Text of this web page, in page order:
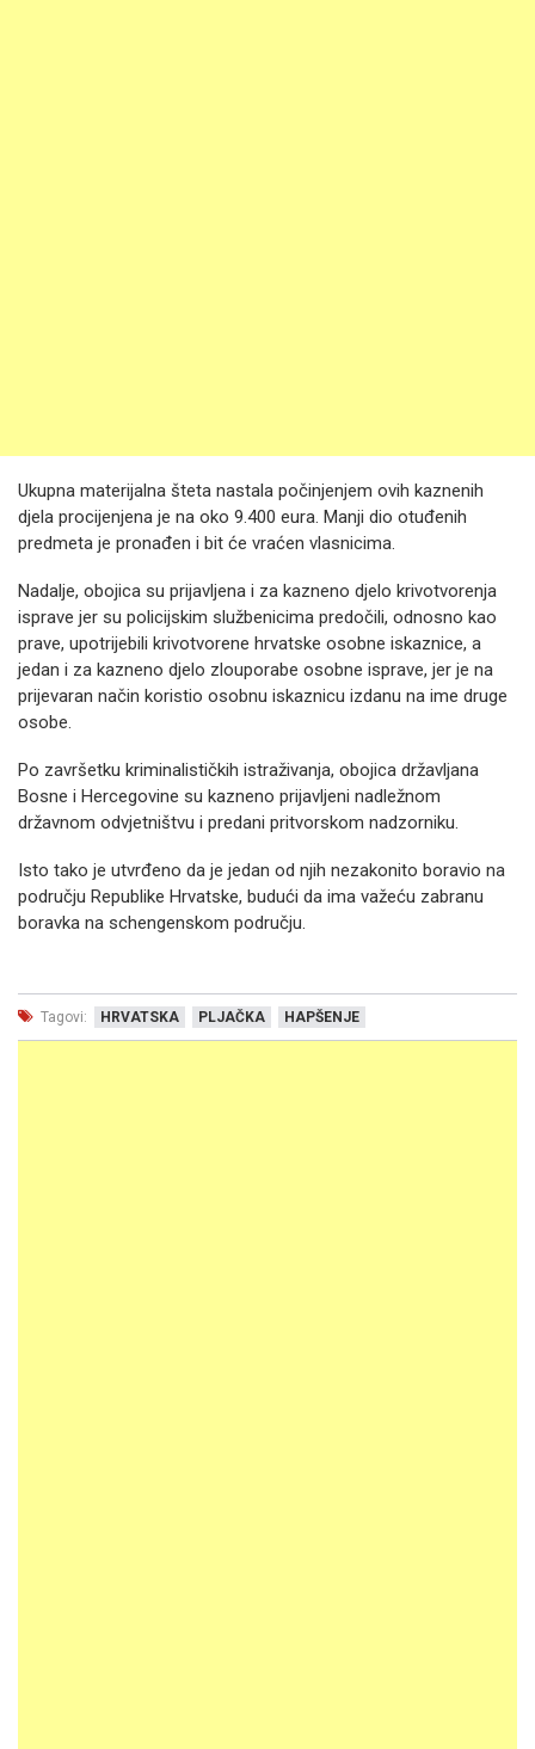
Ukupna materijalna šteta nastala počinjenjem ovih kaznenih
djela procijenjena je na oko 9.400 eura. Manji dio otuđenih
predmeta je pronađen i bit će vraćen vlasnicima.
Nadalje, obojica su prijavljena i za kazneno djelo krivotvorenja
isprave jer su policijskim službenicima predočili, odnosno kao
prave, upotrijebili krivotvorene hrvatske osobne iskaznice, a
jedan i za kazneno djelo zlouporabe osobne isprave, jer je na
prijevaran način koristio osobnu iskaznicu izdanu na ime druge
osobe.
Po završetku kriminalističkih istraživanja, obojica državljana
Bosne i Hercegovine su kazneno prijavljeni nadležnom
državnom odvjetništvu i predani pritvorskom nadzorniku.
Isto tako je utvrđeno da je jedan od njih nezakonito boravio na
području Republike Hrvatske, budući da ima važeću zabranu
boravka na schengenskom području.
Tagovi: HRVATSKA PLJAČKA HAPŠENJE